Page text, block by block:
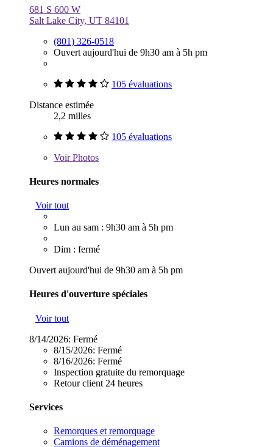
681 S 600 W
Salt Lake City, UT 84101
(801) 326-0518
Ouvert aujourd'hui de 9h30 am à 5h pm
105 évaluations
Distance estimée
2,2 milles
105 évaluations
VoirPhotos
Heures normales
Voir tout
Lun au sam : 9h30 am à 5h pm
Dim : fermé
Ouvert aujourd'hui de 9h30 am à 5h pm
Heures d'ouverture spéciales
Voir tout
8/14/2026: Fermé
8/15/2026: Fermé
8/16/2026: Fermé
Inspection gratuite du remorquage
Retour client 24 heures
Services
Remorques et remorquage
Camions de déménagement